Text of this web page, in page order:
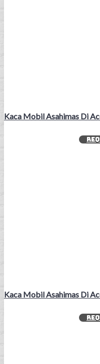
Kaca Mobil Asahimas Di
Kaca Mobil Asahimas Di